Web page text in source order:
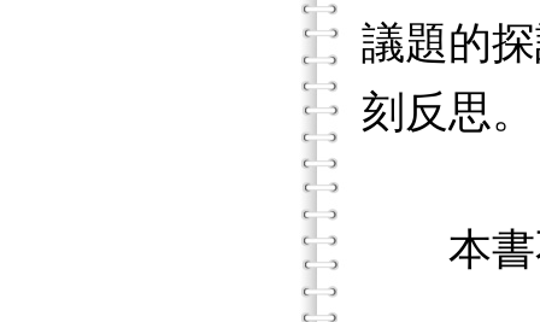
議題的
刻反思。
本書不